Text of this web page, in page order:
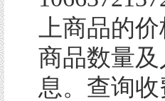
上商品的
商品数量
息。查询